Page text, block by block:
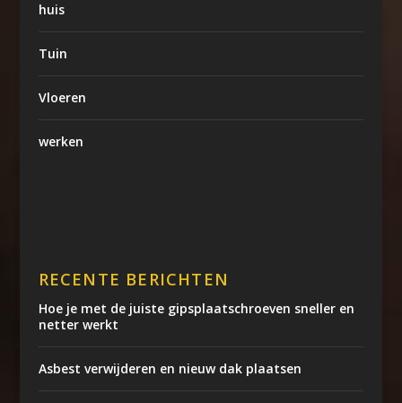
huis
Tuin
Vloeren
werken
RECENTE BERICHTEN
Hoe je met de juiste gipsplaatschroeven sneller en
netter werkt
Asbest verwijderen en nieuw dak plaatsen